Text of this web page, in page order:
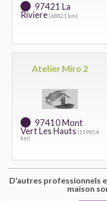
97421 La
Riviere (6882.1 km)
Atelier Miro 2
97410 Mont
Vert Les Hauts (11985.4
km)
D'autres professionnels
maison